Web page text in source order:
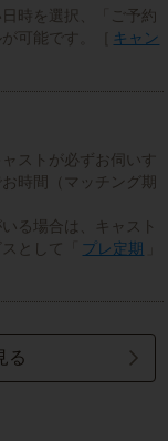
時を選択、「ご予約
可能です。［
キャン
ストが必ずお伺いす
時間（マッチング期
る場合は、キャスト
として「
プレ定期
る